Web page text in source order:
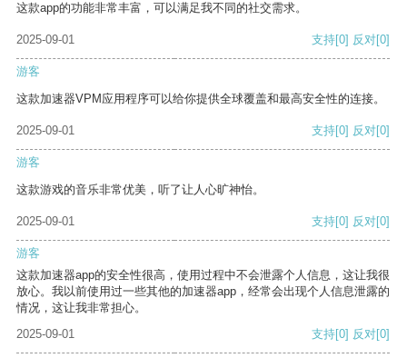
这款app的功能非常丰富，可以满足我不同的社交需求。
2025-09-01 支持[0] 反对[0]
游客
这款加速器VPM应用程序可以给你提供全球覆盖和最高安全性的连接。
2025-09-01 支持[0] 反对[0]
游客
这款游戏的音乐非常优美，听了让人心旷神怡。
2025-09-01 支持[0] 反对[0]
游客
这款加速器app的安全性很高，使用过程中不会泄露个人信息，这让我很
放心。我以前使用过一些其他的加速器app，经常会出现个人信息泄露的
情况，这让我非常担心。
2025-09-01
支持[0] 反对[0]